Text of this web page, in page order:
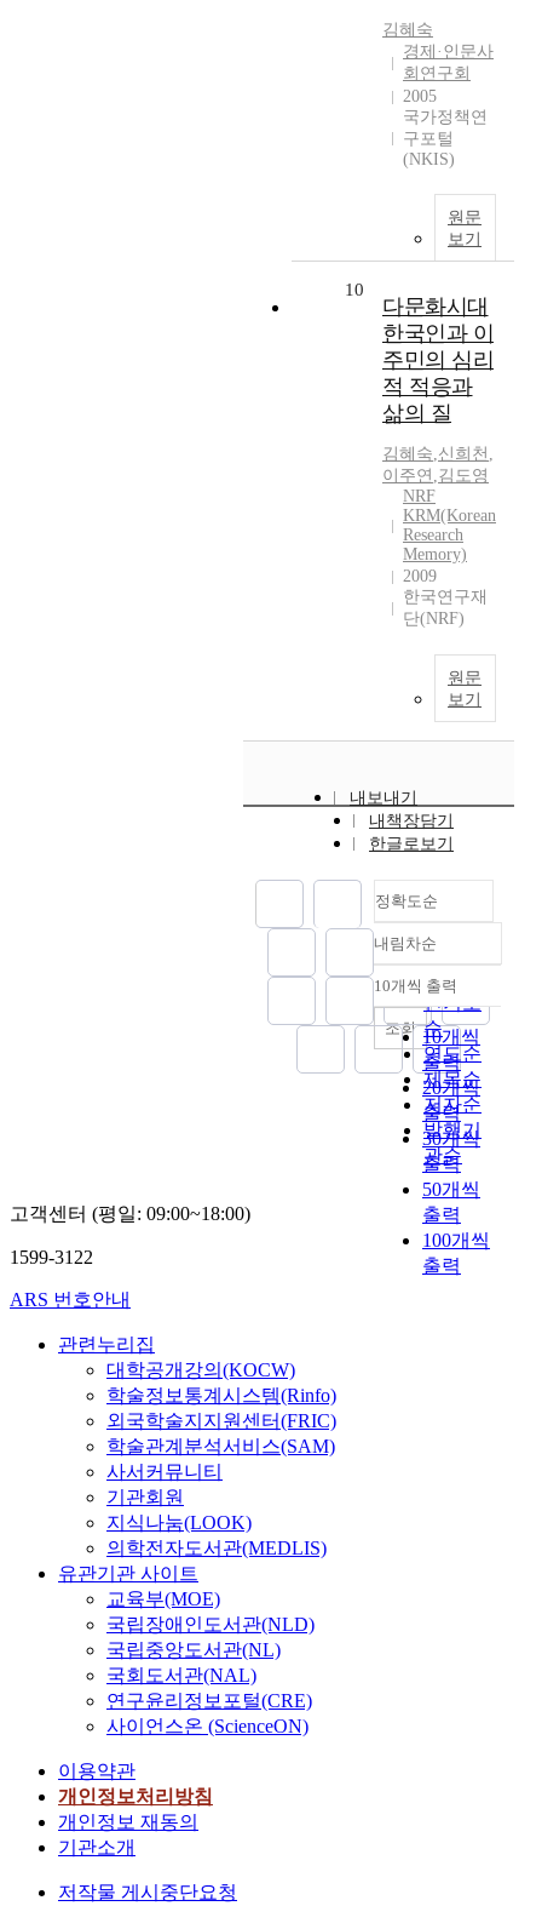
김혜숙
경제·인문사
회연구회
2005
국가정책연
구포털
(NKIS)
원문
보기
10
다문화시대
한국인과 이
주민의 심리
적 적응과
삶의 질
김혜숙,신희천 ,
이주연 ,김도영
NRF
KRM(Korean
Research
Memory)
2009
한국연구재
단(NRF)
원문
보기
내보내기
내책장담기
한글로보기
정확도순
정확도
순
인기도
순
연도순
제목순
저자순
발행기
관순
내림차순
내림차순
10개씩 출력
10개씩
출력
20개씩
출력
30개씩
출력
50개씩
출력
100개씩
출력
조회
고객센터 (평일: 09:00~18:00)
1599-3122
ARS 번호안내
관련누리집
대학공개강의(KOCW)
학술정보통계시스템(Rinfo)
외국학술지지원센터(FRIC)
학술관계분석서비스(SAM)
사서커뮤니티
기관회원
지식나눔(LOOK)
의학전자도서관(MEDLIS)
유관기관 사이트
교육부(MOE)
국립장애인도서관(NLD)
국립중앙도서관(NL)
국회도서관(NAL)
연구윤리정보포털(CRE)
사이언스온 (ScienceON)
이용약관
개인정보처리방침
개인정보 재동의
기관소개
저작물 게시중단요청